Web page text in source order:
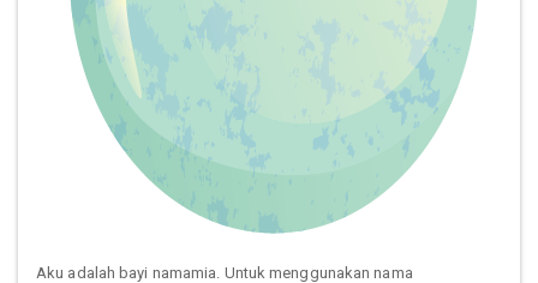
Aku adalah bayi namamia. Untuk menggunakan nama